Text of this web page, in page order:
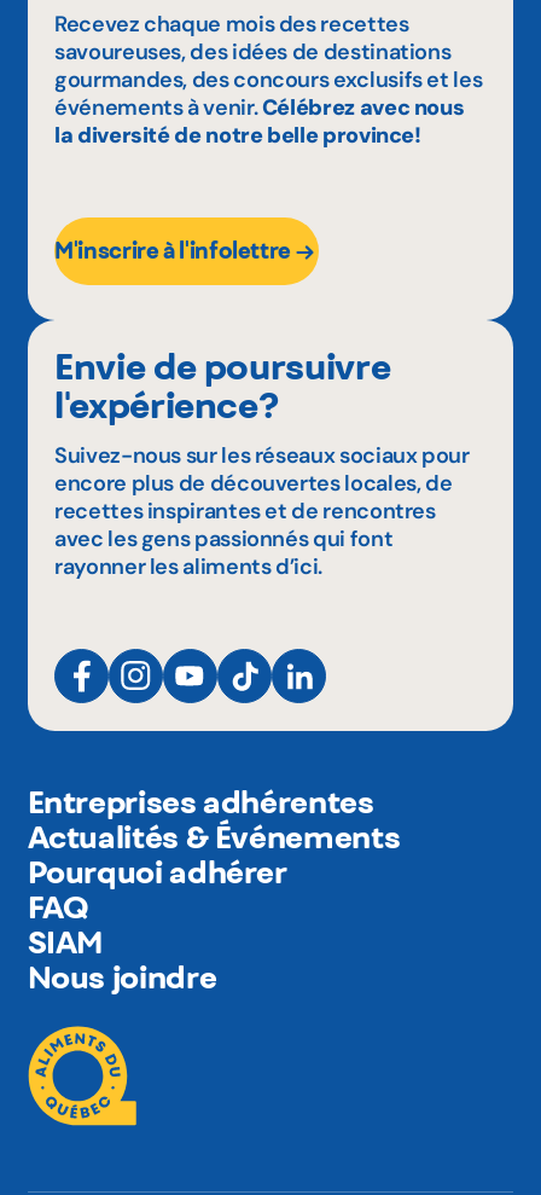
Recevez chaque mois des recettes
savoureuses, des idées de destinations
gourmandes, des concours exclusifs et les
événements à venir.Célébrez avec nous
la diversité de notre belle province!
M'inscrire à l'infolettre
Envie de poursuivre
l'expérience?
Suivez-nous sur les réseaux sociaux pour
encore plus de découvertes locales, de
recettes inspirantes et de rencontres
avec les gens passionnés qui font
rayonner les aliments d’ici.
Entreprises adhérentes
Actualités & Événements
Pourquoi adhérer
FAQ
SIAM
Nous joindre